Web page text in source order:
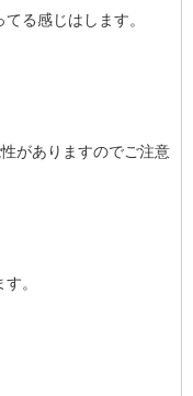
る感じはします。
がありますのでご注意
。